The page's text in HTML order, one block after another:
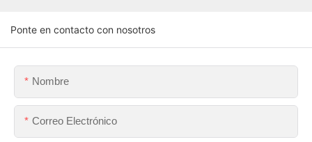
Ponte en contacto con nosotros
Nombre
Correo Electrónico